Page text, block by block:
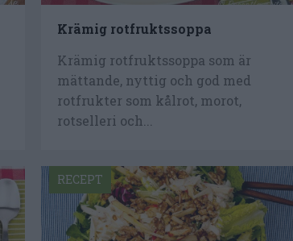
Krämig rotfruktssoppa
Krämig rotfruktssoppa som är
mättande, nyttig och god med
rotfrukter som kålrot, morot,
rotselleri och...
RECEPT